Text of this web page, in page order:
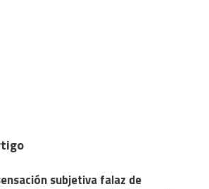
subjetiva falaz de